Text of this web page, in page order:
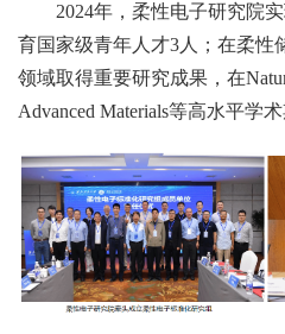
2024年，柔性电子研究院
育国家级青年人才3人；在柔性
领域取得重要研究成果，在
Advanced Materials等高水平学